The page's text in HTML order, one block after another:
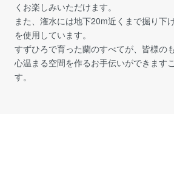
くお楽しみいただけます。
また、潅水には地下20m近くまで掘り下
を使用しています。
すずひろで育った蘭のすべてが、皆様の
心温まる空間を作るお手伝いができます
す。